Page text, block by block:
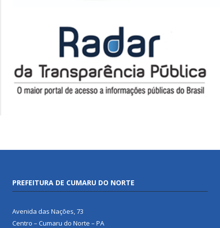
PREFEITURA DE CUMARU DO NORTE
Avenida das Nações, 73
Centro – Cumaru do Norte – PA